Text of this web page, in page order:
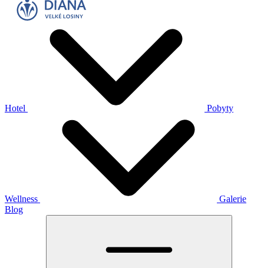
Hotel Pobyty
Wellness
Galerie
Blog